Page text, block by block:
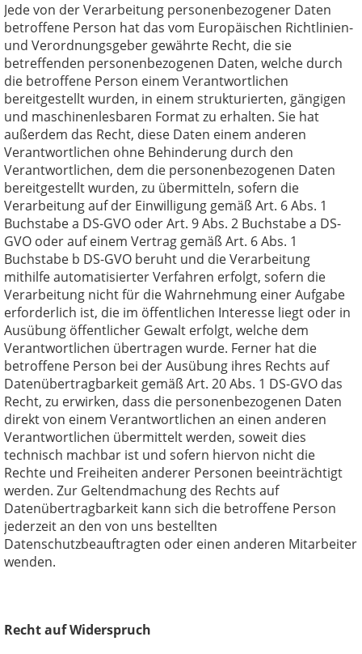
Jede von der Verarbeitung personenbezogener Daten
betroffene Person hat das vom Europäischen Richtlinien-
und Verordnungsgeber gewährte Recht, die sie
betreffenden personenbezogenen Daten, welche durch
die betroffene Person einem Verantwortlichen
bereitgestellt wurden, in einem strukturierten, gängigen
und maschinenlesbaren Format zu erhalten. Sie hat
außerdem das Recht, diese Daten einem anderen
Verantwortlichen ohne Behinderung durch den
Verantwortlichen, dem die personenbezogenen Daten
bereitgestellt wurden, zu übermitteln, sofern die
Verarbeitung auf der Einwilligung gemäß Art. 6 Abs. 1
Buchstabe a DS-GVO oder Art. 9 Abs. 2 Buchstabe a DS-
GVO oder auf einem Vertrag gemäß Art. 6 Abs. 1
Buchstabe b DS-GVO beruht und die Verarbeitung
mithilfe automatisierter Verfahren erfolgt, sofern die
Verarbeitung nicht für die Wahrnehmung einer Aufgabe
erforderlich ist, die im öffentlichen Interesse liegt oder in
Ausübung öffentlicher Gewalt erfolgt, welche dem
Verantwortlichen übertragen wurde. Ferner hat die
betroffene Person bei der Ausübung ihres Rechts auf
Datenübertragbarkeit gemäß Art. 20 Abs. 1 DS-GVO das
Recht, zu erwirken, dass die personenbezogenen Daten
direkt von einem Verantwortlichen an einen anderen
Verantwortlichen übermittelt werden, soweit dies
technisch machbar ist und sofern hiervon nicht die
Rechte und Freiheiten anderer Personen beeinträchtigt
werden. Zur Geltendmachung des Rechts auf
Datenübertragbarkeit kann sich die betroffene Person
jederzeit an den von uns bestellten
Datenschutzbeauftragten oder einen anderen Mitarbeiter
wenden.
Recht auf Widerspruch